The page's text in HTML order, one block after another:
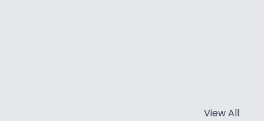
View All